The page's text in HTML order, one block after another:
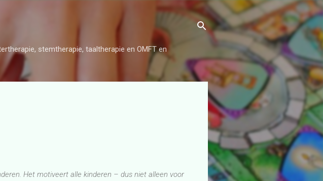
stemtherapie, taaltherapie en OMFT en
Het motiveert alle kinderen – dus niet alleen voor